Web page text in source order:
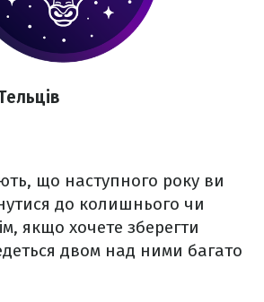
що наступного року ви
до колишнього чи
якщо хочете зберегти
двом над ними багато